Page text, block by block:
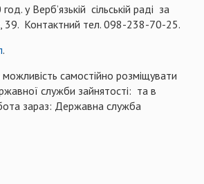
у Верб’язькій сільській раді за
39. Контактний тел. 098-238-70-25.
.
самостійно розміщувати
служби зайнятості: та в
зараз: Державна служба